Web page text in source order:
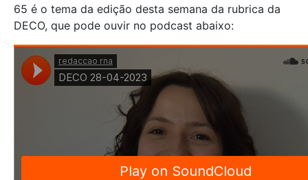
65 é o tema da edição desta semana da rubrica da
DECO, que pode ouvir no podcast abaixo: